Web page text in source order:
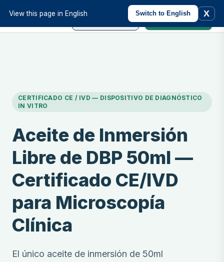
Programar
una Llamada
Solicitar una
Cotización
CERTIFICADO CE / IVD — DISPOSITIVO DE DIAGNÓSTICO
IN VITRO
Aceite de Inmersión
Libre de DBP 50ml —
Certificado CE/IVD
para Microscopía
Clínica
El único aceite de inmersión de 50ml
View this page in English Switch to English X